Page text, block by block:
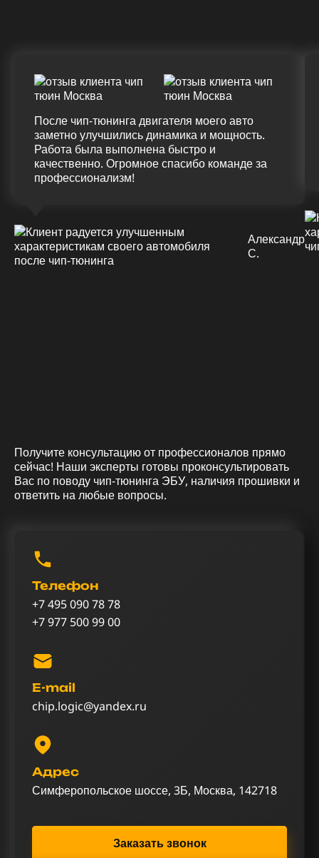
После чип-тюнинга двигателя моего авто
заметно улучшились динамика и мощность.
Работа была выполнена быстро и
качественно. Огромное спасибо команде за
профессионализм!
Александр
С.
Получите консультацию от профессионалов прямо
сейчас! Наши эксперты готовы проконсультировать
Вас по поводу чип-тюнинга ЭБУ, наличия прошивки и
ответить на любые вопросы.
Телефон
+7 495 090 78 78
+7 977 500 99 00
E-mail
chip.logic@yandex.ru
Адрес
Симферопольское шоссе, 3Б, Москва, 142718
Заказать звонок